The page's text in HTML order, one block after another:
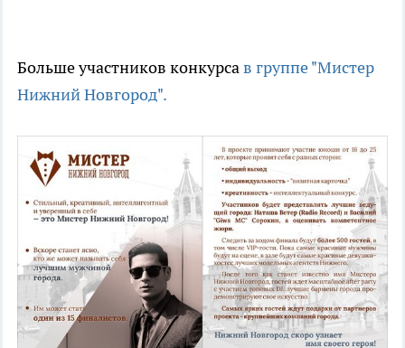
Больше участников конкурсав группе "Мистер
Нижний Новгород".